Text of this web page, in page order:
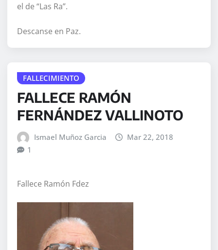
el de “Las Ra”.
Descanse en Paz.
FALLECIMIENTO
FALLECE RAMÓN
FERNÁNDEZ VALLINOTO
Ismael Muñoz Garcia
Mar 22, 2018
1
Fallece Ramón Fdez